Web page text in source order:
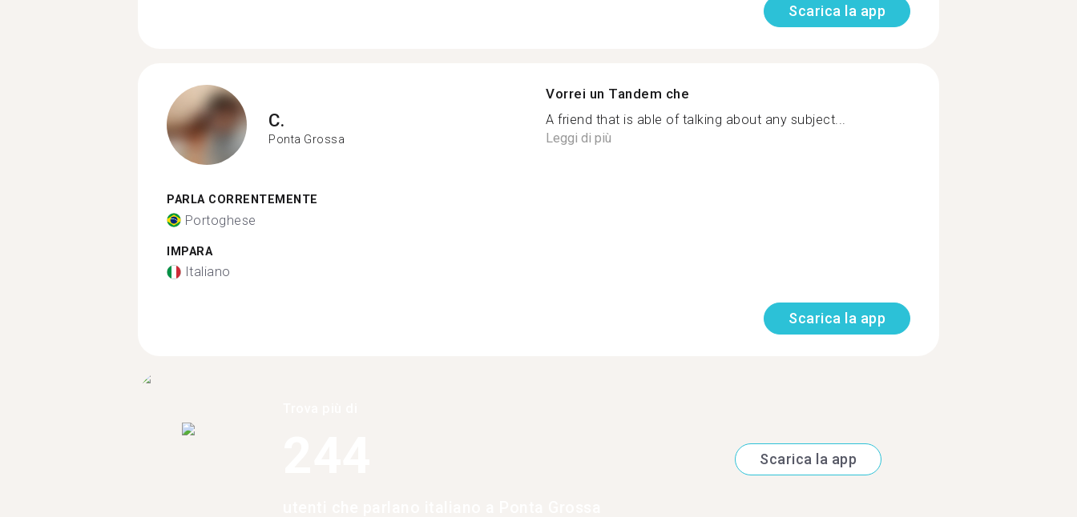
Scarica la app
C.
Ponta Grossa
PARLA CORRENTEMENTE
Portoghese
IMPARA
Italiano
Vorrei un Tandem che
A friend that is able of talking about any subject...
Leggi di più
Scarica la app
Scarica la app